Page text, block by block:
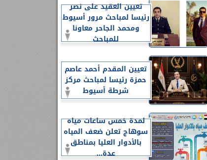
تعيين العقيد على نصر
رئيسا لمباحث مرور أسيوط
ومحمد الجاحر معاونا
للمباحث
تعيين المقدم أحمد عاصم
حمزة رئيسا لمباحث مركز
شرطة أسيوط
لمدة خمس ساعات مياه
سوهاج تعلن ضعف المياه
بالأدوار العليا بمناطق
عدة...